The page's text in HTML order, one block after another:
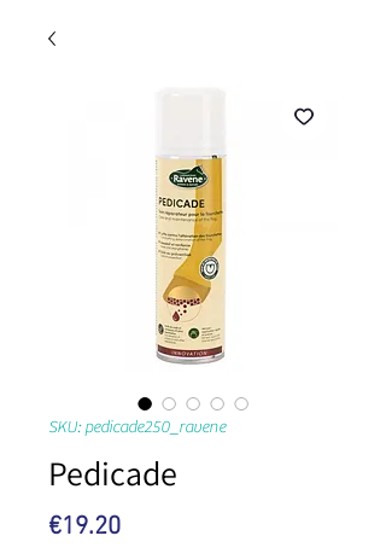
SKU: pedicade250_ravene
Pedicade
€19.20Price